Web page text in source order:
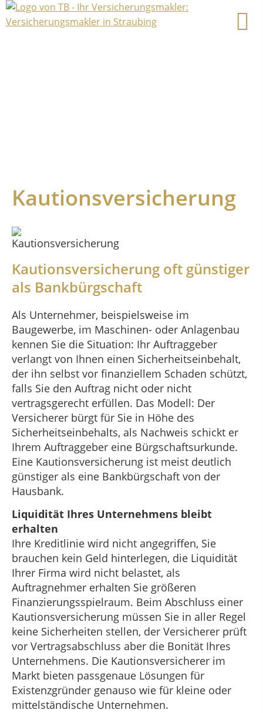
Kautionsversicherung
Kautionsversicherung oft günstiger
als Bankbürgschaft
Als Unternehmer, beispielsweise im
Baugewerbe, im Maschinen- oder Anlagenbau
kennen Sie die Situation: Ihr Auftraggeber
verlangt von Ihnen einen Sicherheitseinbehalt,
der ihn selbst vor finanziellem Schaden schützt,
falls Sie den Auftrag nicht oder nicht
vertragsgerecht erfüllen. Das Modell: Der
Versicherer bürgt für Sie in Höhe des
Sicherheitseinbehalts, als Nachweis schickt er
Ihrem Auftraggeber eine Bürgschaftsurkunde.
Eine Kautionsversicherung ist meist deutlich
günstiger als eine Bankbürgschaft von der
Hausbank.
Liquidität Ihres Unternehmens bleibt
erhalten
Ihre Kreditlinie wird nicht angegriffen, Sie
brauchen kein Geld hinterlegen, die Liquidität
Ihrer Firma wird nicht belastet, als
Auftragnehmer erhalten Sie größeren
Finanzierungsspielraum. Beim Abschluss einer
Kautionsversicherung müssen Sie in aller Regel
keine Sicherheiten stellen, der Versicherer prüft
vor Vertragsabschluss aber die Bonität Ihres
Unternehmens. Die Kautionsversicherer im
Markt bieten passgenaue Lösungen für
Existenzgründer genauso wie für kleine oder
mittelständische Unternehmen.